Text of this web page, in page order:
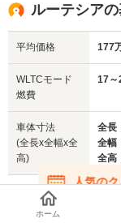
駆動方式
└高
ルーテシア
平均価格 177
WLTCモード
燃費
17～
車体寸法
(全長x全幅x全
高)
全長
全幅
全高
人気の
在庫が無
ホーム